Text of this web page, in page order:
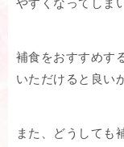
やすくなってしま
補食をおすすめす
いただけると良い
また、どうしても